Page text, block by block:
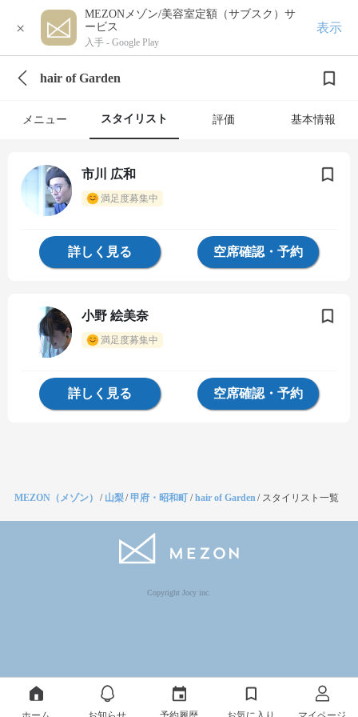
×
MEZONメゾン/美容室定額（サブスク）サ
ービス
入手 - Google Play
表示
hair of Garden
メニュー スタイリスト 評価 基本情報
市川 広和
満足度募集中
詳しく見る 空席確認・予約
小野 絵美奈
満足度募集中
詳しく見る 空席確認・予約
MEZON（メゾン） / 山梨/甲府・昭和町 /hair of Garden/ スタイリスト一覧
Copyright Jocy inc.